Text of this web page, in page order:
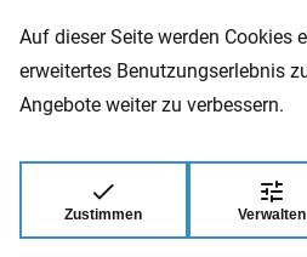
Auf dieser Seite werden Cookies
erweitertes Benutzungserlebnis
Angebote weiter zu verbessern.
Zustimmen Verwalten
Gewerbepark 46
D-08258 Markneukirchen
© 2026 Warwick GmbH & Co Music
KG.